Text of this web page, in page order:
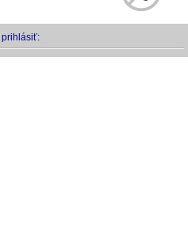
prihlásiť: